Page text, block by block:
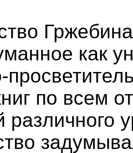
как
по всем
различного